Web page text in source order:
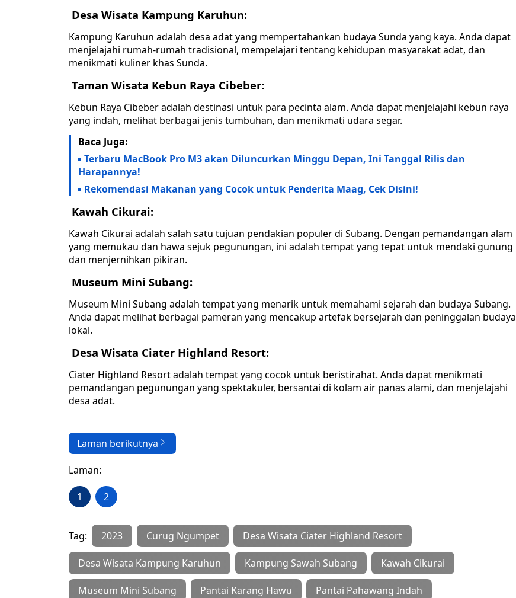
Desa Wisata Kampung Karuhun:
Kampung Karuhun adalah desa adat yang mempertahankan budaya Sunda yang kaya. Anda dapat
menjelajahi rumah-rumah tradisional, mempelajari tentang kehidupan masyarakat adat, dan
menikmati kuliner khas Sunda.
Taman Wisata Kebun Raya Cibeber:
Kebun Raya Cibeber adalah destinasi untuk para pecinta alam. Anda dapat menjelajahi kebun raya
yang indah, melihat berbagai jenis tumbuhan, dan menikmati udara segar.
Baca Juga:
Terbaru MacBook Pro M3 akan Diluncurkan Minggu Depan, Ini Tanggal Rilis dan
Harapannya!
Rekomendasi Makanan yang Cocok untuk Penderita Maag, Cek Disini!
Kawah Cikurai:
Kawah Cikurai adalah salah satu tujuan pendakian populer di Subang. Dengan pemandangan alam
yang memukau dan hawa sejuk pegunungan, ini adalah tempat yang tepat untuk mendaki gunung
dan menjernihkan pikiran.
Museum Mini Subang:
Museum Mini Subang adalah tempat yang menarik untuk memahami sejarah dan budaya Subang.
Anda dapat melihat berbagai pameran yang mencakup artefak bersejarah dan peninggalan budaya
lokal.
Desa Wisata Ciater Highland Resort:
Ciater Highland Resort adalah tempat yang cocok untuk beristirahat. Anda dapat menikmati
pemandangan pegunungan yang spektakuler, bersantai di kolam air panas alami, dan menjelajahi
desa adat.
Laman berikutnya
Laman:
1 2
Tag: 2023 Curug Ngumpet Desa Wisata Ciater Highland Resort
Desa Wisata Kampung Karuhun Kampung Sawah Subang Kawah Cikurai
Museum Mini Subang Pantai Karang Hawu Pantai Pahawang Indah